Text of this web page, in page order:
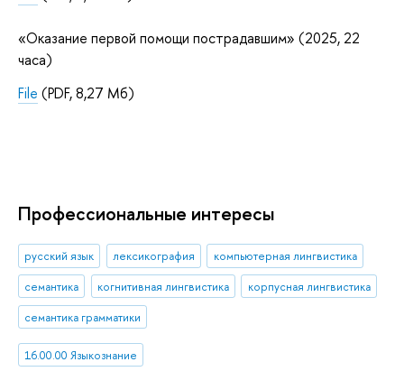
«Оказание первой помощи пострадавшим» (2025, 22
часа)
File (PDF, 8,27 Мб)
Профессиональные интересы
русский язык лексикография
компьютерная лингвистика
семантика
когнитивная лингвистика
корпусная лингвистика
семантика грамматики
16.00.00 Языкознание